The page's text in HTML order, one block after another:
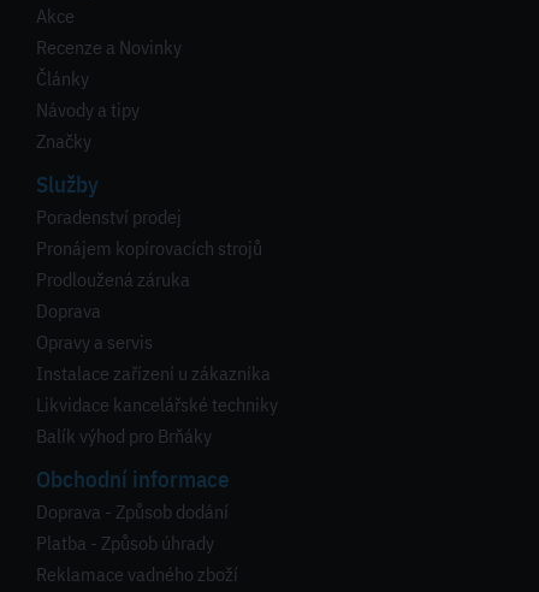
Akce
Recenze a Novinky
Články
Návody a tipy
Značky
Služby
Poradenství prodej
Pronájem kopírovacích strojů
Prodloužená záruka
Doprava
Opravy a servis
Instalace zařízení u zákazníka
Likvidace kancelářské techniky
Balík výhod pro Brňáky
Obchodní informace
Doprava - Způsob dodání
Platba - Způsob úhrady
Reklamace vadného zboží